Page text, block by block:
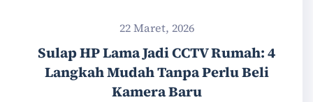
22 Maret, 2026
Sulap HP Lama Jadi CCTV Rumah: 4
Langkah Mudah Tanpa Perlu Beli
Kamera Baru